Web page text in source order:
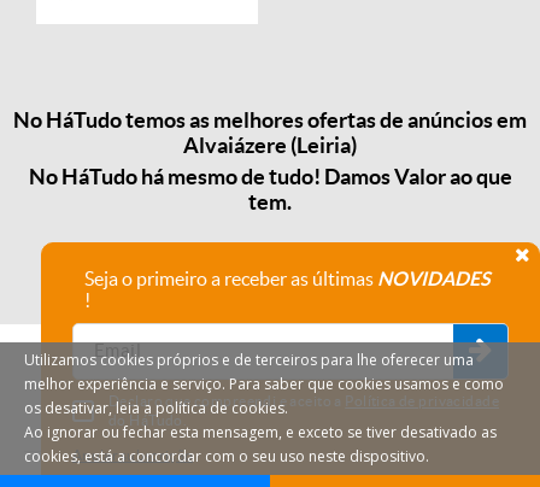
No HáTudo temos as melhores ofertas de anúncios em
Alvaiázere (Leiria)
No HáTudo há mesmo de tudo! Damos Valor ao que
tem.
Seja o primeiro a receber as últimas NOVIDADES
!
Declaro que compreendi e aceito a Política de privacidade
do HáTudo.
Anular subscrição
Utilizamos cookies próprios e de terceiros para lhe oferecer uma
melhor experiência e serviço. Para saber que cookies usamos e como
os desativar, leia a política de cookies.
Ao ignorar ou fechar esta mensagem, e exceto se tiver desativado as
cookies, está a concordar com o seu uso neste dispositivo.